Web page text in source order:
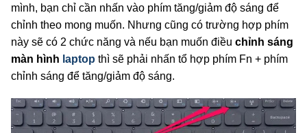
mình, bạn chỉ cần nhấn vào phím tăng/giảm độ sáng để
chỉnh theo mong muốn. Nhưng cũng có trường hợp phím
này sẽ có 2 chức năng và nếu bạn muốn điều chỉnh sáng
màn hình laptop thì sẽ phải nhấn tổ hợp phím Fn + phím
chỉnh sáng để tăng/giảm độ sáng.